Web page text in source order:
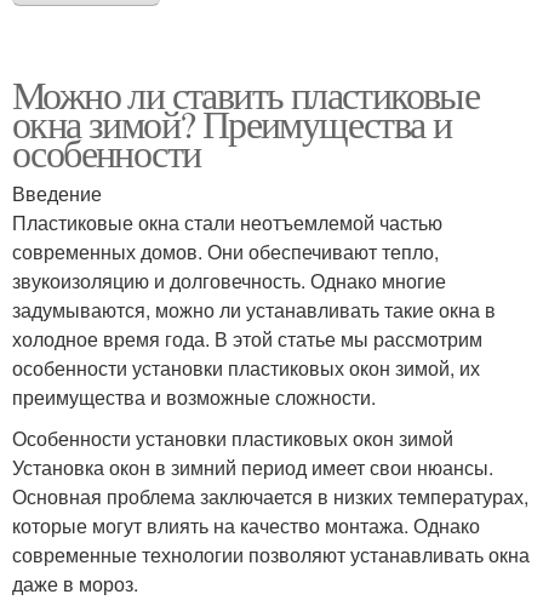
Можно ли ставить пластиковые
окна зимой? Преимущества и
особенности
Введение
Пластиковые окна стали неотъемлемой частью
современных домов. Они обеспечивают тепло,
звукоизоляцию и долговечность. Однако многие
задумываются, можно ли устанавливать такие окна в
холодное время года. В этой статье мы рассмотрим
особенности установки пластиковых окон зимой, их
преимущества и возможные сложности.
Особенности установки пластиковых окон зимой
Установка окон в зимний период имеет свои нюансы.
Основная проблема заключается в низких температурах,
которые могут влиять на качество монтажа. Однако
современные технологии позволяют устанавливать окна
даже в мороз.